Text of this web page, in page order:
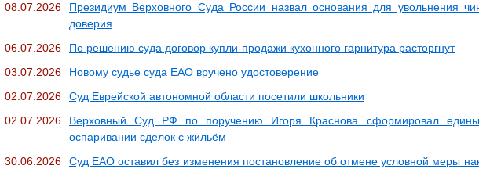
08.07.2026
Президиум Верховного Суда России назвал основания для увольнения
доверия
06.07.2026
По решению суда договор купли-продажи кухонного гарнитура расторгнут
03.07.2026
Новому судье суда ЕАО вручено удостоверение
02.07.2026
Суд Еврейской автономной области посетили школьники
02.07.2026
Верховный Суд РФ по поручению Игоря Краснова сформировал
оспаривании сделок с жильём
30.06.2026
Суд ЕАО оставил без изменения постановление об отмене условной меры